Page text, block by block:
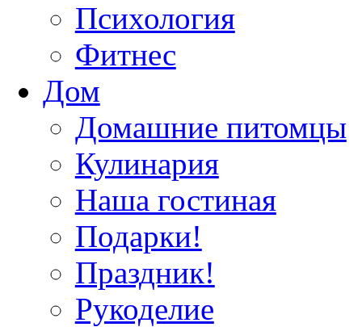
Психология
Фитнес
Дом
Домашние питомцы
Кулинария
Наша гостиная
Подарки!
Праздник!
Рукоделие